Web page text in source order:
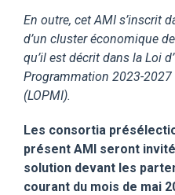
En outre, cet AMI s’inscrit
d’un cluster économique
qu’il est décrit dans la Loi
Programmation 2023-2027
(LOPMI).
Les consortia
présent AMI seront
solution devant les
courant du mois de mai